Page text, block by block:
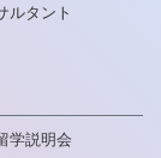
ルタント
学説明会